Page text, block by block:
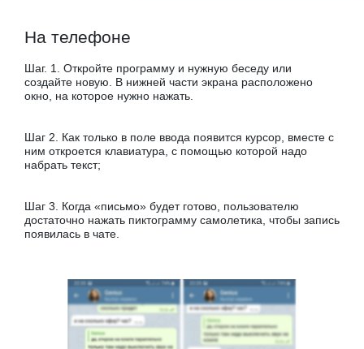
На телефоне
Шаг. 1. Откройте программу и нужную беседу или
создайте новую. В нижней части экрана расположено
окно, на которое нужно нажать.
Шаг 2. Как только в поле ввода появится курсор, вместе с
ним откроется клавиатура, с помощью которой надо
набрать текст;
Шаг 3. Когда «письмо» будет готово, пользователю
достаточно нажать пиктограмму самолетика, чтобы запись
появилась в чате.